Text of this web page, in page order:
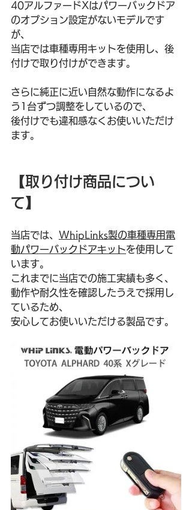
40アルファードXはパワーバックドア
のオプション設定がないモデルです
が、
当店では車種専用キットを使用し、後
付けで取り付けができます。
さらに純正に近い自然な動作になるよ
う1台ずつ調整をしているので、
後付けでも違和感なくお使いいただけ
ます。
【取り付け商品につい
て】
当店では、 WhipLinks製の車種専用電
動パワーバックドアキットを使用して
います。
これまでに当店での施工実績も多く、
動作や耐久性を確認したうえで採用し
ているため、
安心してお使いいただける製品です。